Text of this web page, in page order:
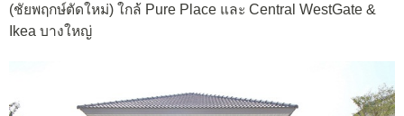
(ชัยพฤกษ์ตัดใหม่) ใกล้ Pure Place และ Central WestGate &
Ikea บางใหญ่